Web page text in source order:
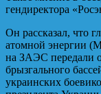
гендиректора
Он рассказал, что
атомной энергии
на ЗАЭС передали
брызгального
украинских